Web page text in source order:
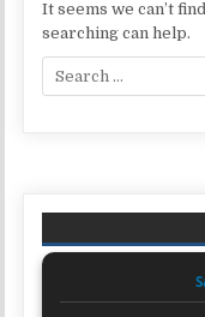
It seems we can’t
searching can help.
Search for: